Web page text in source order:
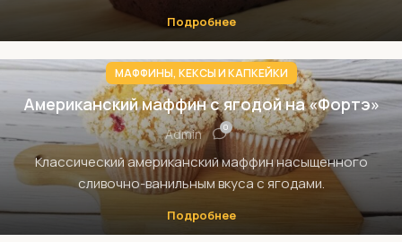
Подробнее
МАФФИНЫ, КЕКСЫ И КАПКЕЙКИ
Американский маффин с ягодой на «Фортэ»
Admin 0
Классический американский маффин насыщенного
сливочно-ванильным вкуса с ягодами.
Подробнее
МАФФИНЫ, КЕКСЫ И КАПКЕЙКИ